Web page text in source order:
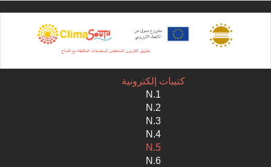
كتيبات إلكترونية
N.1
N.2
N.3
N.4
N.5
N.6